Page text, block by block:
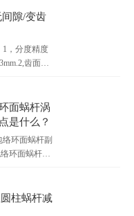
、轴承与轴
中所有配件
在减速机上
隙/变齿
1，分度精度
齿面接
。面蜗杆涡
是什么？
环面蜗杆副
环面蜗杆副
运动，包络出
络运动是以
柱蜗杆减